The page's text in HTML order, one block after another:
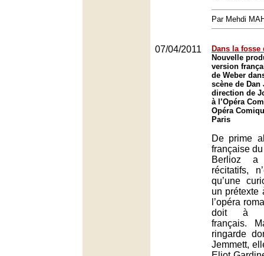
Par Mehdi
07/04/2011
Dans la fosse
Nouvelle
version
de Weber
scène de Dan
direction de
à l’Opéra
Opéra
Paris
De prime
française
Berlioz a
récitatifs,
qu’une
un prétexte
l’opéra
doit à
français.
ringarde
Jemmett,